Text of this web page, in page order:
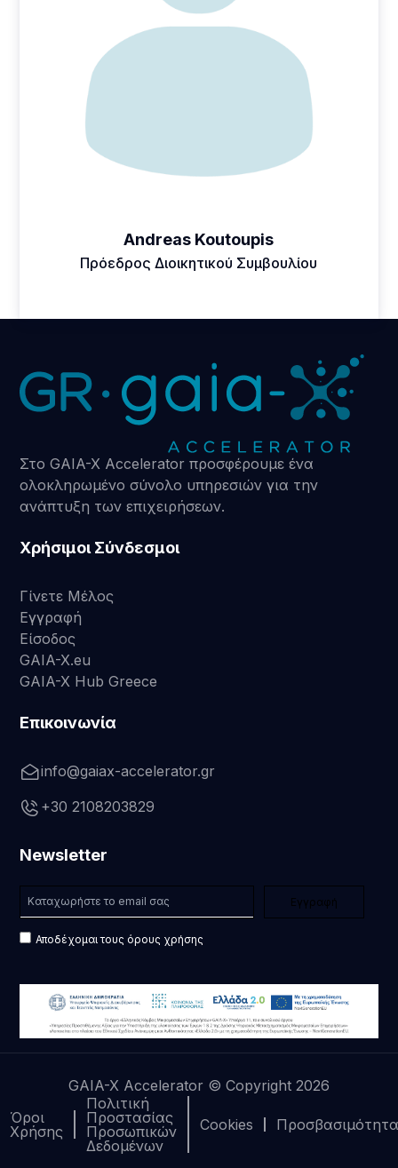
Andreas Koutoupis
Πρόεδρος Διοικητικού Συμβουλίου
Στο GAIA-X Accelerator προσφέρουμε ένα
ολοκληρωμένο σύνολο υπηρεσιών για την
ανάπτυξη των επιχειρήσεων.
Χρήσιμοι Σύνδεσμοι
Γίνετε Μέλος
Εγγραφή
Είσοδος
GAIA-X.eu
GAIA-X Hub Greece
Επικοινωνία
info@gaiax-accelerator.gr
+30 2108203829
Newsletter
Αποδέχομαι τους όρους χρήσης
GAIA-X Accelerator © Copyright 2026
Όροι
Χρήσης
Πολιτική
Προστασίας
Προσωπικών
Δεδομένων
Cookies Προσβασιμότητα